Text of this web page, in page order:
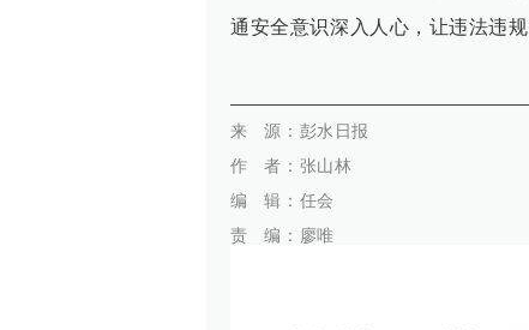
通安全意识深入人心，让违法违
代佳兴
来 源 ：彭水日报
作者：张山林
编 辑：任会
责 编：廖唯